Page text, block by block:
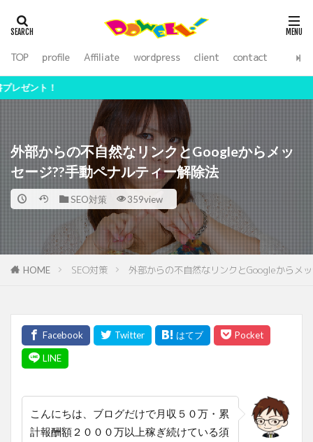
TOP profile Affiliate wordpress client contact
外部からの不自然なリンクとGoogleからメッ
セージ??手動ペナルティー解除法
SEO対策 359view
HOME SEO対策 外部からの不自然なリンクとGoogleからメ
こんにちは、ブログだけで月収５０万・累
計報酬額２０００万以上稼ぎ続けている須
カテゴリー
検索